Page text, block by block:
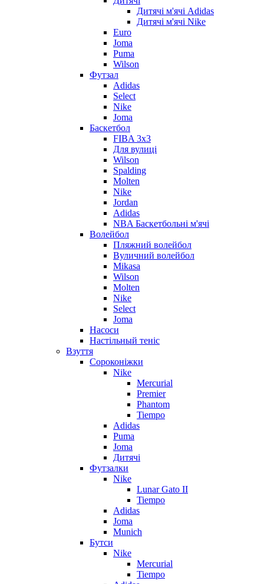
Дитячі м'ячі Adidas
Дитячі м'ячі Nike
Euro
Joma
Puma
Wilson
Футзал
Adidas
Select
Nike
Joma
Баскетбол
FIBA 3x3
Для вулиці
Wilson
Spalding
Molten
Nike
Jordan
Adidas
NBA Баскетбольні м'ячі
Волейбол
Пляжний волейбол
Вуличний волейбол
Mikasa
Wilson
Molten
Nike
Select
Joma
Насоси
Настільный теніс
Взуття
Сороконіжки
Nike
Mercurial
Premier
Phantom
Tiempo
Adidas
Puma
Joma
Дитячі
Футзалки
Nike
Lunar Gato II
Tiempo
Adidas
Joma
Munich
Бутси
Nike
Mercurial
Tiempo